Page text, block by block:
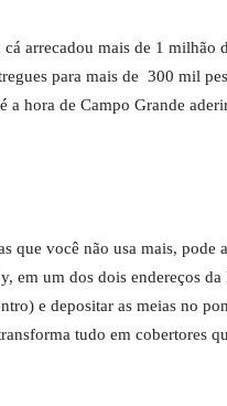
arrecadou mais de 1 milhão
para mais de 300 mil
a hora de Campo Grande
que você não usa mais, pode
em um dos dois endereços
e depositar as meias no
tudo em cobertores